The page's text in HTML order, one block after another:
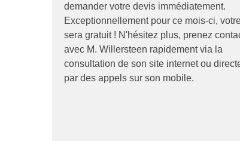
demander votre devis immédiatement.
Exceptionnellement pour ce mois-ci,
sera gratuit ! N'hésitez plus, prenez
avec M. Willersteen rapidement via la
consultation de son site internet ou
par des appels sur son mobile.